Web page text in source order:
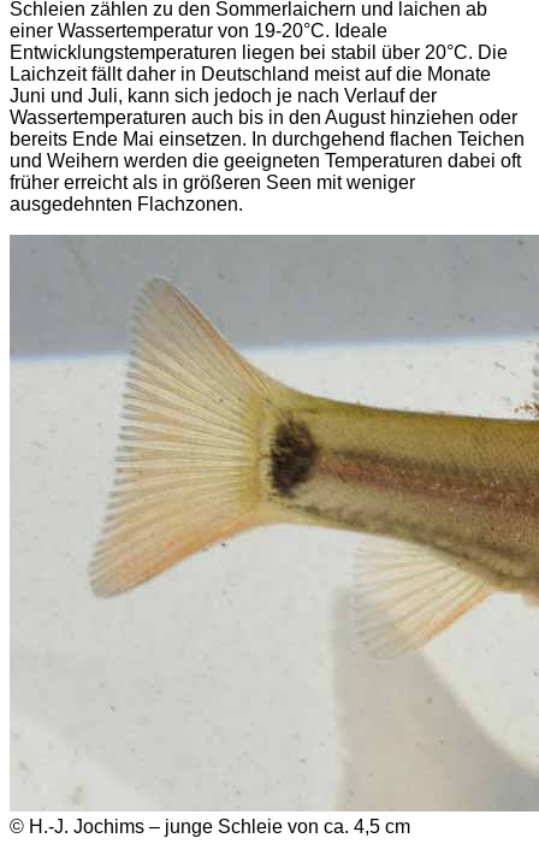
Schleien zählen zu den Sommerlaichern und laichen ab
einer Wassertemperatur von 19-20°C. Ideale
Entwicklungstemperaturen liegen bei stabil über 20°C. Die
Laichzeit fällt daher in Deutschland meist auf die Monate
Juni und Juli, kann sich jedoch je nach Verlauf der
Wassertemperaturen auch bis in den August hinziehen oder
bereits Ende Mai einsetzen. In durchgehend flachen Teichen
und Weihern werden die geeigneten Temperaturen dabei oft
früher erreicht als in größeren Seen mit weniger
ausgedehnten Flachzonen.
© H.-J. Jochims – junge Schleie von ca. 4,5 cm